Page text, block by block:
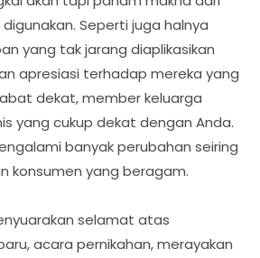
Seperti juga halnya
yang tak jarang diaplikasikan
apresiasi terhadap mereka yang
dekat, member keluarga
yang cukup dekat dengan Anda.
banyak perubahan seiring
konsumen yang beragam.
selamat atas
acara pernikahan, merayakan